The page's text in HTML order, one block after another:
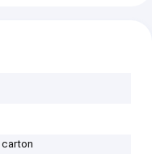
carton